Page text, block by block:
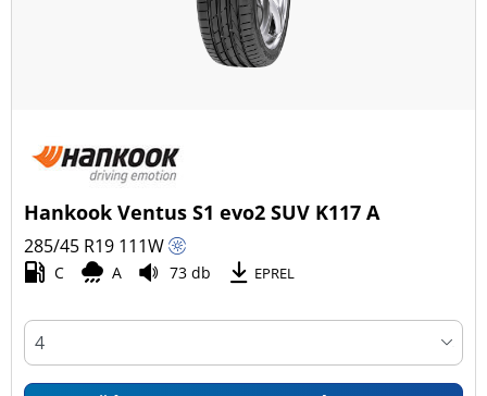
Hankook Ventus S1 evo2 SUV K117 A
285/45 R19 111W
C A 73 db EPREL